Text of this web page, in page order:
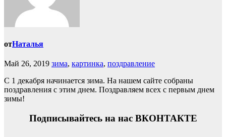
отНаталья
Май 26, 2019 зима, картинка, поздравление
С 1 декабря начинается зима. На нашем сайте собраны
поздравления с этим днем. Поздравляем всех с первым днем
зимы!
Подписывайтесь на нас ВКОНТАКТЕ